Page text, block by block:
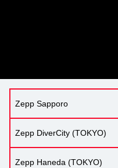
Zepp Sapporo
Zepp DiverCity (TOKYO)
Zepp Haneda (TOKYO)